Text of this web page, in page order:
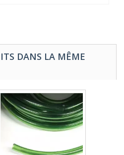
DANS LA MÊME